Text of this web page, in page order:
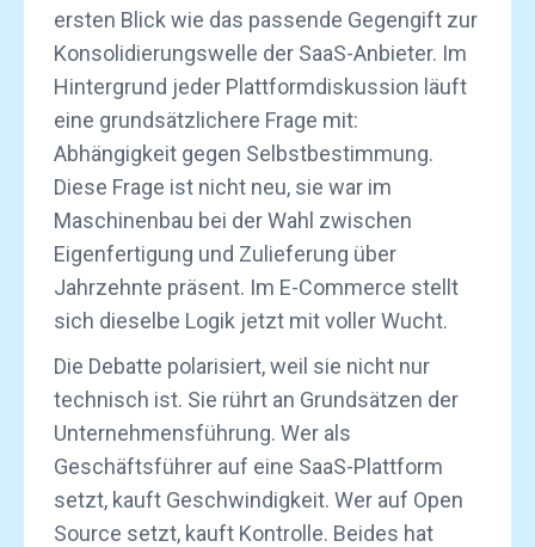
ersten Blick wie das passende Gegengift zur
Konsolidierungswelle der SaaS-Anbieter. Im
Hintergrund jeder Plattformdiskussion läuft
eine grundsätzlichere Frage mit:
Abhängigkeit gegen Selbstbestimmung.
Diese Frage ist nicht neu, sie war im
Maschinenbau bei der Wahl zwischen
Eigenfertigung und Zulieferung über
Jahrzehnte präsent. Im E-Commerce stellt
sich dieselbe Logik jetzt mit voller Wucht.
Die Debatte polarisiert, weil sie nicht nur
technisch ist. Sie rührt an Grundsätzen der
Unternehmensführung. Wer als
Geschäftsführer auf eine SaaS-Plattform
setzt, kauft Geschwindigkeit. Wer auf Open
Source setzt, kauft Kontrolle. Beides hat